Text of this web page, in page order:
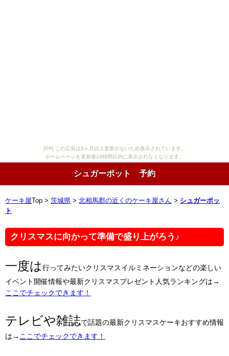
[PR] この広告は3ヶ月以上更新がないため表示されています。
ホームページを更新後24時間以内に表示されなくなります。
シュガーポット 予約
ケーキ屋 Top > 茨城県 > 北相馬郡の近くのケーキ屋さん > シュガーポッ
ト
クリスマスに向かって準備で盛り上がろう♪
一度は行ってみたいクリスマスイルミネーションなどの楽しい
イベント開催情報や最新クリスマスプレゼント人気ランキングは→
ここでチェックできます！
テレビや雑誌で話題の最新クリスマスケーキおすすめ情報
は→ ここでチェックできます！